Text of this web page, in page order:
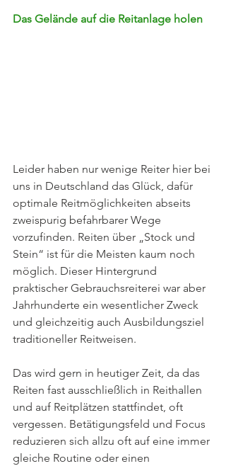
Das Gelände auf die Reitanlage holen
Leider haben nur wenige Reiter hier bei
uns in Deutschland das Glück, dafür
optimale Reitmöglichkeiten abseits
zweispurig befahrbarer Wege
vorzufinden. Reiten über „Stock und
Stein“ ist für die Meisten kaum noch
möglich. Dieser Hintergrund
praktischer Gebrauchsreiterei war aber
Jahrhunderte ein wesentlicher Zweck
und gleichzeitig auch Ausbildungsziel
traditioneller Reitweisen.
Das wird gern in heutiger Zeit, da das
Reiten fast ausschließlich in Reithallen
und auf Reitplätzen stattfindet, oft
vergessen. Betätigungsfeld und Focus
reduzieren sich allzu oft auf eine immer
gleiche Routine oder einen